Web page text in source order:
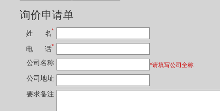
询价申请单
姓 名*
电 话*
公司名称 *请填写公司全称
公司地址
要求备注